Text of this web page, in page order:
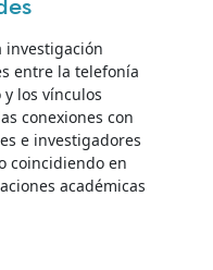
investigación
entre la telefonía
los vínculos
conexiones con
e investigadores
coincidiendo en
académicas